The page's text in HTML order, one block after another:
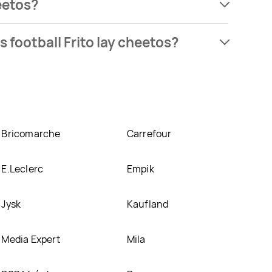
football Frito lay cheetos?
Bricomarche Carrefour
E.Leclerc Empik
Jysk Kaufland
Media Expert Mila